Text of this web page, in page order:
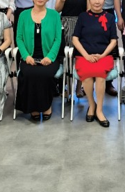
LAVIDA乐樱国际医疗